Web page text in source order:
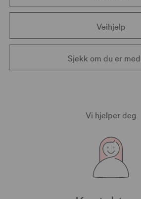
Veihjelp
Sjekk om du er
Vi hjelper deg